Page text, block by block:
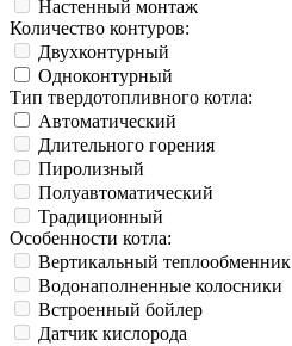
Настенный монтаж
Количество контуров:
Двухконтурный
Одноконтурный
Тип твердотопливного котла:
Автоматический
Длительного горения
Пиролизный
Полуавтоматический
Традиционный
Особенности котла:
Вертикальный теплообменник
Водонаполненные колосники
Встроенный бойлер
Датчик кислорода